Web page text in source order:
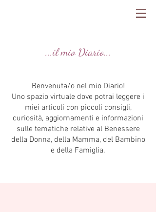
...il mio Diario...
Benvenuta/o nel mio Diario!
Uno spazio virtuale dove potrai leggere i
miei articoli con piccoli consigli,
curiosità, aggiornamenti e informazioni
sulle tematiche relative al Benessere
della Donna, della Mamma, del Bambino
e della Famiglia.